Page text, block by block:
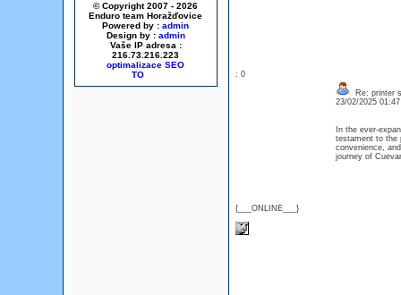
© Copyright 2007 - 2026
Enduro team Horažďovice
Powered by : admin
Design by : admin
Vaše IP adresa :
216.73.216.223
optimalizace SEO
: 0
{___ONLINE___}
Re: printer
23/02/2025
In the ever-
testament to the
convenience,
journey of